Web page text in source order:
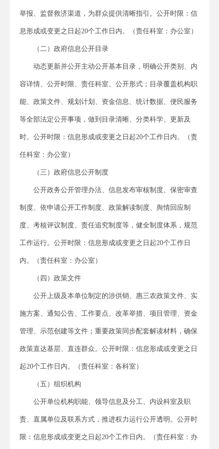
举报、监督救济渠道，为群众提供清晰指引。公开时限：信
息形成或变更之日起20个工作日内。（责任科室：办公室）
（二）政府信息公开目录
动态更新并公开主动公开基本目录，明确公开类别、内
容详情、公开时限、责任科室、公开形式；目录覆盖机构职
能、政策文件、规划计划、资金信息、统计数据、便民服务
等全部法定公开事项，做到目录清晰、分类科学、更新及
时。公开时限：信息形成或变更之日起20个工作日内。（责
任科室：办公室）
（三）政府信息公开制度
公开政务公开管理办法、信息发布审核制度、保密审查
制度、依申请公开工作制度、政策解读制度、舆情回应制
度、考核评议制度、责任追究制度等，健全制度体系，规范
工作运行。公开时限：信息形成或变更之日起20个工作日
内。（责任科室：办公室）
（四）政策文件
公开上级及本单位制定的涉供销、惠三农政策文件、实
施方案、通知公告、工作要点、改革举措、项目管理、资金
管理、示范创建等文件；重要政策同步配套解读材料，确保
政策直达基层、直连群众。公开时限：信息形成或变更之日
起20个工作日内。（责任科室：各科室）
（五）组织机构
公开单位机构职能、领导信息及分工、内设科室及职
责、直属单位及联系方式，推进权力运行公开透明。公开时
限：信息形成或变更之日起20个工作日内。（责任科室：办